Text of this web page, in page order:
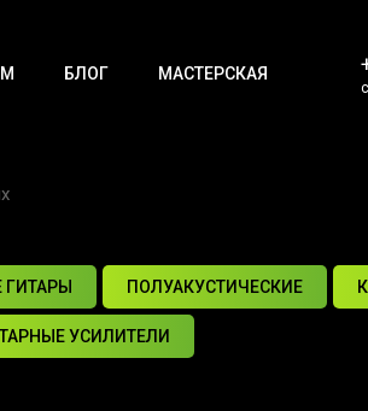
БЛОГ МАСТЕРСКАЯ
ПОЛУАКУСТИЧЕСКИЕ
УСИЛИТЕЛИ